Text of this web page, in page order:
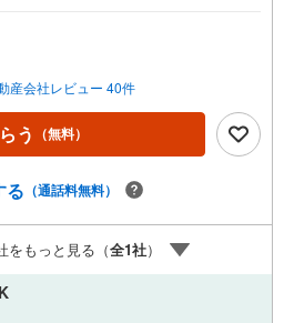
し、「納得して選ぶ」ためのサポー
。現地でしか分からないリアルな情
悔しない住まい探しを進めていきま
にご相談ください。【Yahoo！ 不動
店舗】当店で物件を成約するとPayPay
らえる「Yahoo！ 不動産 物件ご成約キ
からお問い合わせください。※必ずYah
渡はできません。ご案内・詳細な資料
うぞ♪お電話でのお問い合わせも常
す！お気軽にお問い合わせください。
産会社レビュー 40件
う （無料）
る （通話料無料）
をもっと見る（全1社）